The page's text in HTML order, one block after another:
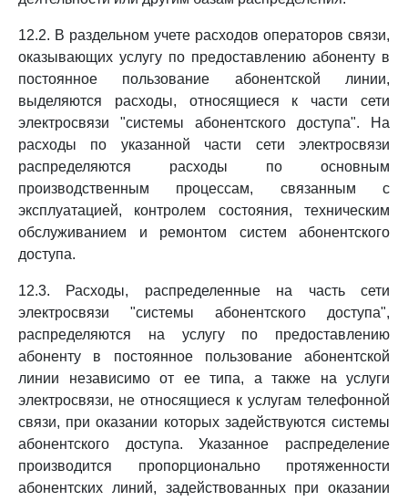
12.2. В раздельном учете расходов операторов связи,
оказывающих услугу по предоставлению абоненту в
постоянное пользование абонентской линии,
выделяются расходы, относящиеся к части сети
электросвязи "системы абонентского доступа". На
расходы по указанной части сети электросвязи
распределяются расходы по основным
производственным процессам, связанным с
эксплуатацией, контролем состояния, техническим
обслуживанием и ремонтом систем абонентского
доступа.
12.3. Расходы, распределенные на часть сети
электросвязи "системы абонентского доступа",
распределяются на услугу по предоставлению
абоненту в постоянное пользование абонентской
линии независимо от ее типа, а также на услуги
электросвязи, не относящиеся к услугам телефонной
связи, при оказании которых задействуются системы
абонентского доступа. Указанное распределение
производится пропорционально протяженности
абонентских линий, задействованных при оказании